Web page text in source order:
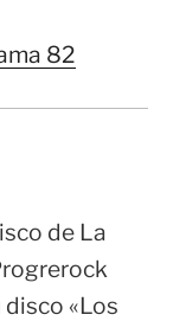
82
de La
disco «Los